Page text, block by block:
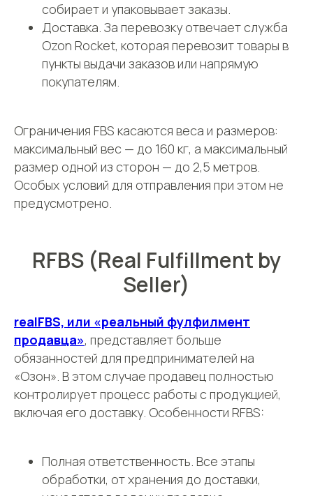
собирает и упаковывает заказы.
Доставка. За перевозку отвечает служба
Ozon Rocket, которая перевозит товары в
пункты выдачи заказов или напрямую
покупателям.
Ограничения FBS касаются веса и размеров:
максимальный вес — до 160 кг, а максимальный
размер одной из сторон — до 2,5 метров.
Особых условий для отправления при этом не
предусмотрено.
RFBS (Real Fulfillment by
Seller)
realFBS, или «реальный фулфилмент
продавца», представляет больше
обязанностей для предпринимателей на
«Озон». В этом случае продавец полностью
контролирует процесс работы с продукцией,
включая его доставку. Особенности RFBS:
Полная ответственность. Все этапы
обработки, от хранения до доставки,
Не знаете, с чего начать
работу с фулфилментом?
Проконсультируем
бесплатно
Нажимая кнопку, вы даете согласие на
обработку персональных данных .
Подробнее можно прочитать в
ПОЛУЧИТЬ КОНСУЛЬТАЦИЮ